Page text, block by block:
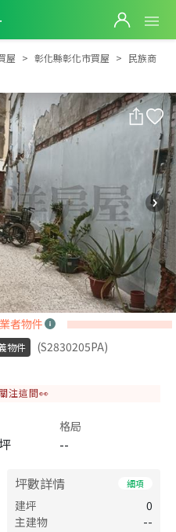
民族商圈稀有建地
屋 彰化縣彰化市買屋
民族商
者物件
物件
(S2830205PA)
注這間👀
格局
--
坪數詳情 細項
建坪
0
主建物
--